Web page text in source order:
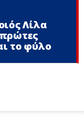
Λίλα
το φύλο